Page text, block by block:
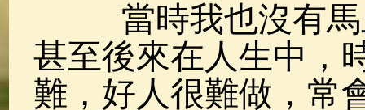
當時我也沒有馬
甚至後來在人生中，
難，好人很難做，常